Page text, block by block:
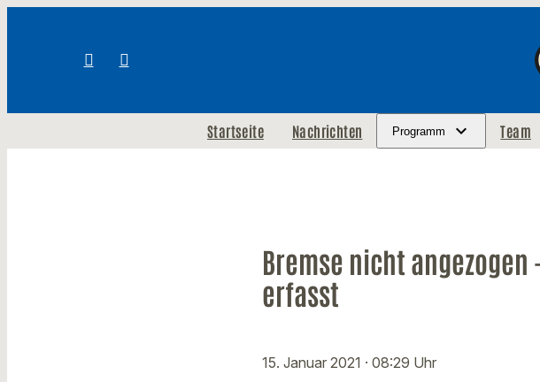
Startseite Nachrichten Programm Team
Bremse nicht
erfasst
15. Januar 2021 · 08:29 Uhr